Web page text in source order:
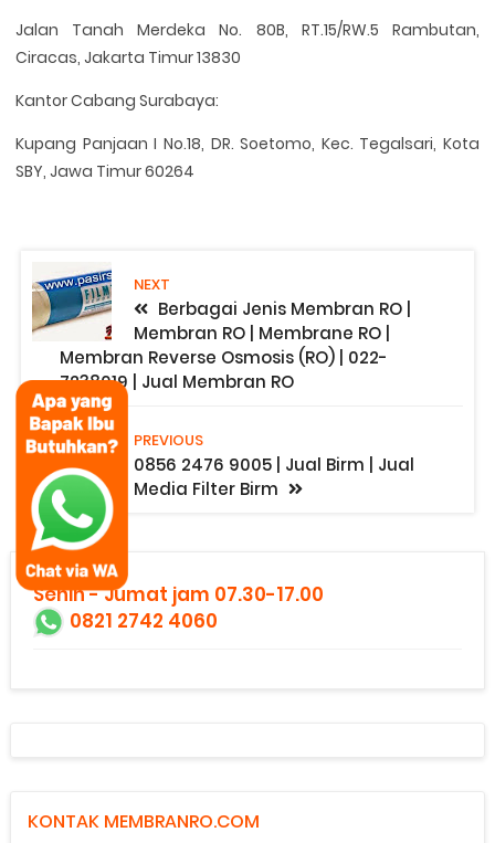
Jalan Tanah Merdeka No. 80B, RT.15/RW.5 Rambutan,
Ciracas, Jakarta Timur 13830
Kantor Cabang Surabaya:
Kupang Panjaan I No.18, DR. Soetomo, Kec. Tegalsari, Kota
SBY, Jawa Timur 60264
NEXT
Berbagai Jenis Membran RO |
Membran RO | Membrane RO |
Membran Reverse Osmosis (RO) | 022-
7238019 | Jual Membran RO
PREVIOUS
0856 2476 9005 | Jual Birm | Jual
Media Filter Birm
Senin - Jumat jam 07.30-17.00
0821 2742 4060
KONTAK MEMBRANRO.COM